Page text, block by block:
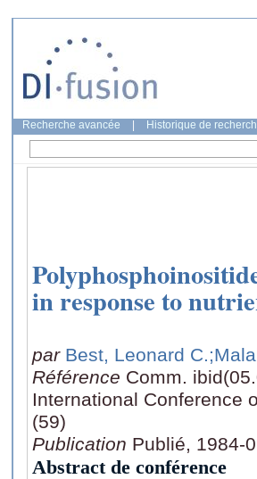
Recherche avancée Historique de
in response to
par Best, Leonard C.
Référence Comm.
International Conference
(59)
Publication Publié, 1984-
Abstract de conférence